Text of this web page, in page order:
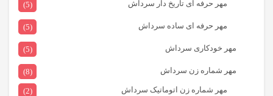
مهر حرفه ای تاریخ دار سرداش
(5)
مهر حرفه ای ساده سرداش (5)
مهر خودکاری سرداش (5)
مهر شماره زن سرداش
(8)
مهر شماره زن اتوماتیک سرداش
(2)